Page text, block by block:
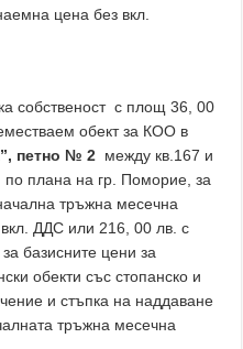
цена без вкл.
собственост с площ 36, 00
обект за КОО в
петно № 2 между кв.167 и
по плана на гр. Поморие, за
тръжна месечна
ДДС или 216, 00 лв. с
базисните цени за
обекти със стопанско и
и стъпка на наддаване
тръжна месечна